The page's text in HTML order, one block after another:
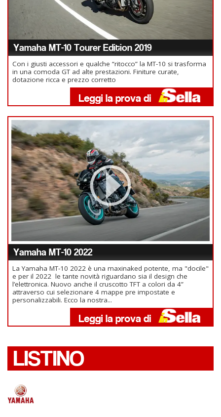
Yamaha MT-10 Tourer Edition 2019
Con i giusti accessori e qualche “ritocco” la MT-10 si trasforma
in una comoda GT ad alte prestazioni. Finiture curate,
dotazione ricca e prezzo corretto
Yamaha MT-10 2022
La Yamaha MT-10 2022 è una maxinaked potente, ma "docile"
e per il 2022 le tante novità riguardano sia il design che
l’elettronica. Nuovo anche il cruscotto TFT a colori da 4”
attraverso cui selezionare 4 mappe pre impostate e
personalizzabili. Ecco la nostra...
LISTINO